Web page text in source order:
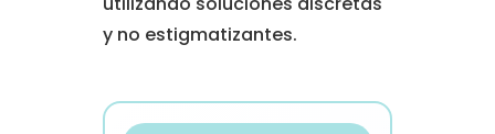
y no estigmatizantes.